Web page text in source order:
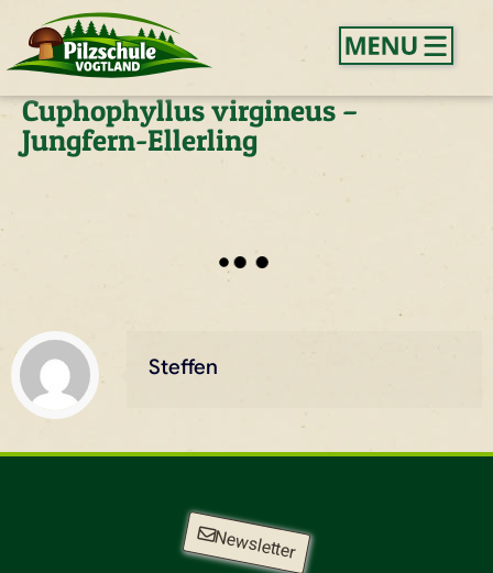
Cuphophyllus virgineus –
Jungfern-Ellerling
Steffen
Newsletter